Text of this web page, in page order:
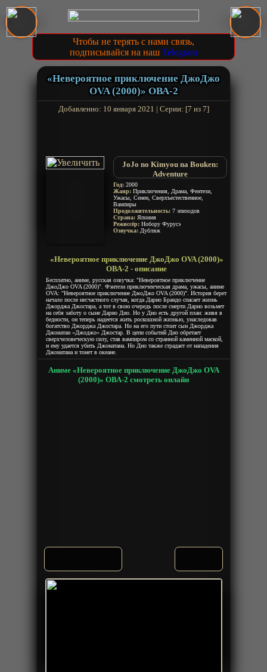
Чтобы не терять с нами связь,
подписывайся на наш Telegram
«Невероятное приключение ДжоДжо
OVA (2000)» ОВА-2
Добавленно: 10 января 2021 | Серии: [7 из 7]
JoJo no Kimyou na Bouken:
Adventure
Год: 2000
Жанр: Приключения, Драма, Фентези,
Ужасы, Сенен, Сверхъестественное,
Вампиры
Продолжительность: 7 эпизодов
Страна: Япония
Режиссёр: Нобору Фурусэ
Озвучка: Дубляж
«Невероятное приключение ДжоДжо OVA (2000)»
ОВА-2 - описание
Бесплатно, аниме, русская озвучка: "Невероятное приключение
ДжоДжо OVA (2000)". Фэнтези приключенческая драма, ужасы, аниме
OVA: "Невероятное приключение ДжоДжо OVA (2000)". История берет
начало после несчастного случая, когда Дарио Брандо спасает жизнь
Джорджа Джостара, а тот в свою очередь после смерти Дарио возьмет
на себя заботу о сыне Дарио Дио. Но у Дио есть другой план: живя в
бедности, он теперь надеется жить роскошной жизнью, унаследовав
богатство Джорджа Джостара. Но на его пути стоит сын Джорджа
Джонатан «Джоджо» Джостар. В цепи событий Дио обретает
сверхчеловеческую силу, став вампиром со странной каменной маской,
и ему удается убить Джонатана. Но Дио также страдает от нападения
Джонатана и тонет в океане.
Аниме «Невероятное приключение ДжоДжо OVA
(2000)» ОВА-2 смотреть онлайн